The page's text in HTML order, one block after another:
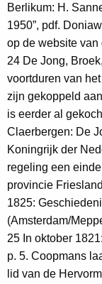
Berlikum: H.
1950”, pdf.
op de website van
24 De Jong,
voortduren van
zijn gekoppeld
is eerder al
Claerbergen: De
Koningrijk der
regeling een
provincie
1825:
(Amsterdam/
25 In oktober
p. 5. Coopmans
lid van de